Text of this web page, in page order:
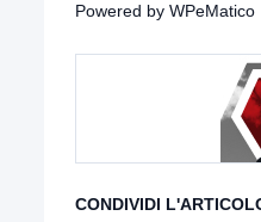
Powered by WPeMatico
CONDIVIDI